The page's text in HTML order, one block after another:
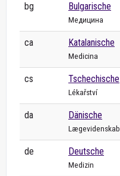
bg Bulgarische
Медицина
ca Katalanische
Medicina
cs Tschechische
Lékařství
da Dänische
Lægevidenskab
de Deutsche
Medizin